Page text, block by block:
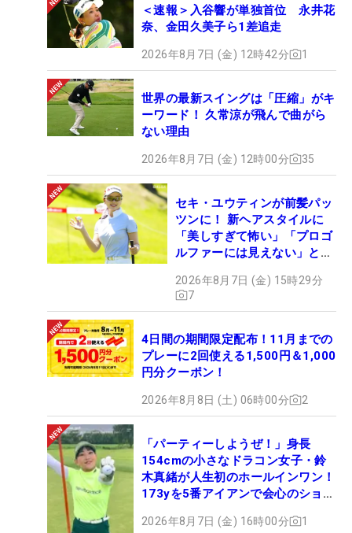
＜速報＞入谷響が単独首位 永井花
奈、金田久美子ら1差追走
2026年8月7日 (金) 12時42分 1
世界の最新スイングは「圧縮」がキ
ーワード！ 久常涼が飛んで曲がら
ない理由
2026年8月7日 (金) 12時00分 35
セキ・ユウティンが前髪パッ
ツンに！ 新ヘアスタイルに
「美しすぎて怖い」「プロゴ
ルファーには見えない」とコ
2026年8月7日 (金) 15時29分
7
4日間の期間限定配布！11月までの
プレーに2回使える1,500円＆1,000
円分クーポン！
2026年8月8日 (土) 06時00分 2
「パーティーしようぜ！」身長
154cmの小さなドラコン女子・鈴
木真緒が人生初のホールインワン！
173yを5番アイアンで会心のショッ
2026年8月7日 (金) 16時00分 1